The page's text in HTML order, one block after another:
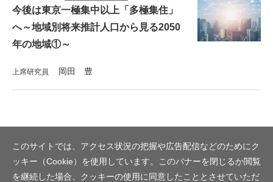
今後は東京一極集中以上「多極集住」
へ～地域別将来推計人口から見る2050
年の地域①～
上席研究員 岡田 豊
このサイトでは、アクセス状況の把握や広告配信などのためにク
ッキー（Cookie）を使用しています。このバナーを閉じるか閲覧
を継続した場合、クッキーの使用に同意したこととさせていただ